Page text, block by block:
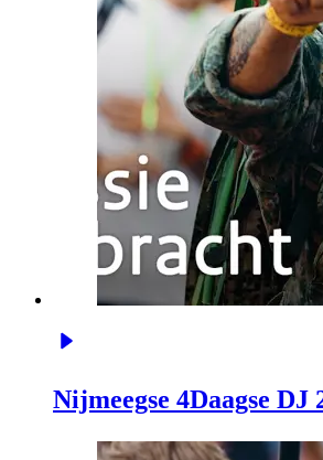
Nijmeegse 4Daagse DJ